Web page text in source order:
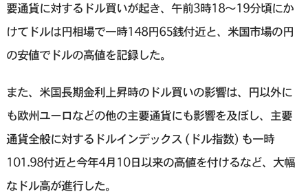
要通貨に対するドル買いが起き、午前3時18〜19分頃にか
けてドルは円相場で一時148円65銭付近と、米国市場の円
の安値でドルの高値を記録した。
また、米国長期金利上昇時のドル買いの影響は、円以外に
も欧州ユーロなどの他の主要通貨にも影響を及ぼし、主要
通貨全般に対するドルインデックス (ドル指数) も一時
101.98付近と今年4月10日以来の高値を付けるなど、大幅
なドル高が進行した。